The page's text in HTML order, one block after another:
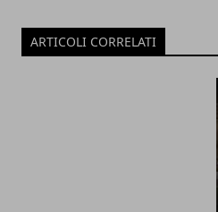
ARTICOLI CORRELATI